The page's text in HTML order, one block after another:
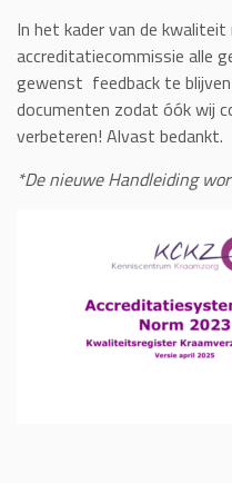
In het kader van de
accreditatiecommissie alle
gewenst feedback te
documenten zodat óók wij
verbeteren! Alvast bedankt.
*De nieuwe Handleiding